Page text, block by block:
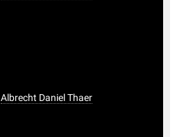
Albrecht Daniel Thaer